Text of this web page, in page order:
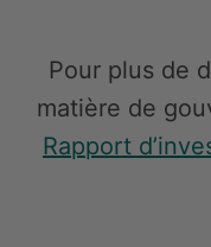
Pour plus de
matière de
Rapport